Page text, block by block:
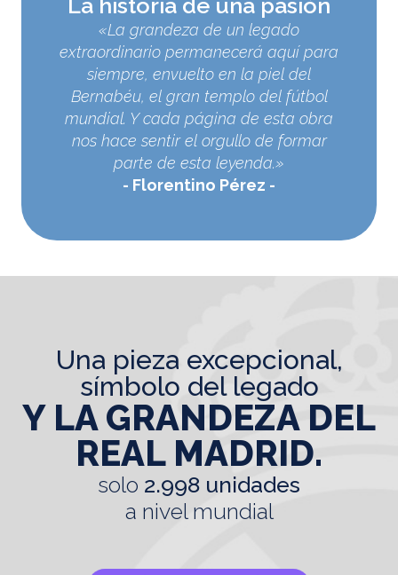
«La grandeza de un legado
extraordinario permanecerá aquí para
siempre, envuelto en la piel del
Bernabéu, el gran templo del fútbol
mundial. Y cada página de esta obra
nos hace sentir el orgullo de formar
parte de esta leyenda.»
Florentino Pérez
una pieza excepcional,
símbolo del legado
Y LA GRANDEZA DEL
REAL MADRID.
solo 2.998 unidades
a nivel mundial